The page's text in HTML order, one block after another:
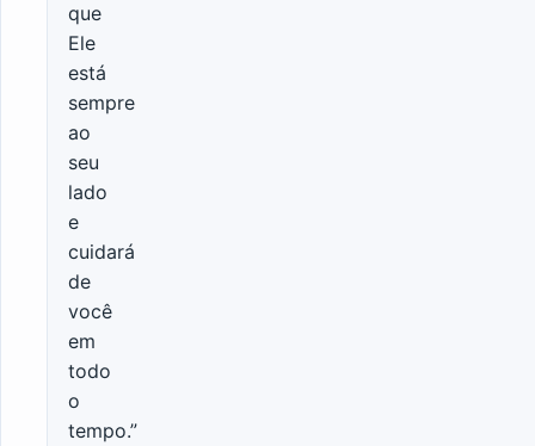
que
Ele
está
sempre
ao
seu
lado
e
cuidará
de
você
em
todo
o
tempo.”